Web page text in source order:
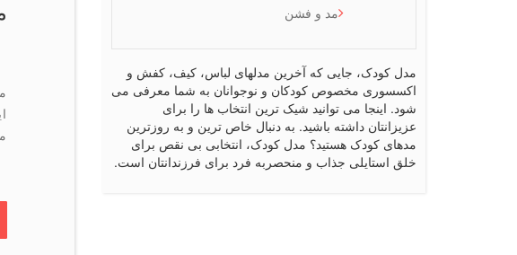
مد و فشن
مدل کودک، جایی که آخرین مدلهای لباس، کیف، کفش و
اکسسوری مخصوص کودکان و نوجوانان به شما معرفی می
شود. اینجا می توانید شیک ترین انتخاب ها را برای
عزیزانتان داشته باشید. به دنبال خاص ترین و به روزترین
مدهای کودک هستید؟ مدل کودک، انتخابی بی نقص برای
خلق استایلی جذاب و منحصربه فرد برای فرزندانتان است.